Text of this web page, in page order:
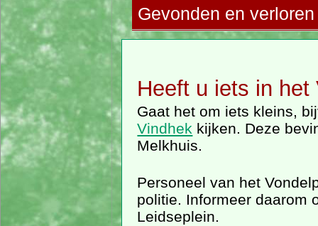
Gevonden en
Heeft u iets in het
Gaat het om iets kleins,
Vindhek kijken. Deze
Melkhuis.
Personeel van het
politie. Informeer daarom
Leidseplein.